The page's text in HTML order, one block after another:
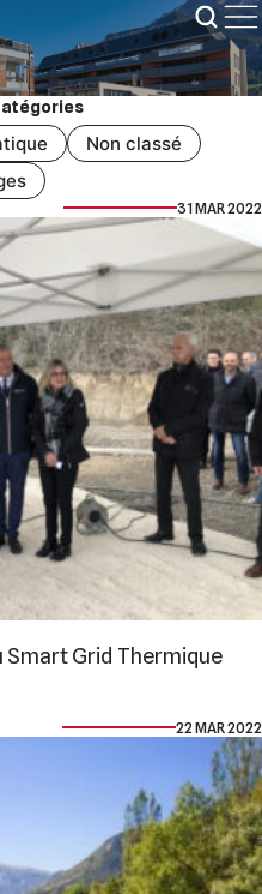
Non classé
31 MAR 2022
Smart Grid Thermique
22 MAR 2022